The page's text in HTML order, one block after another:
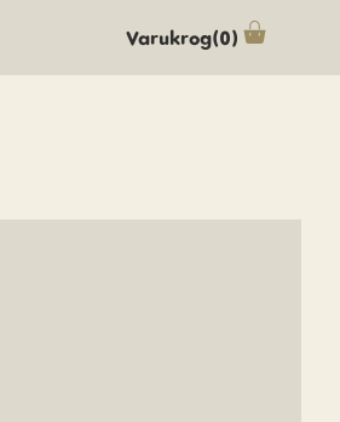
Varukrog(0)